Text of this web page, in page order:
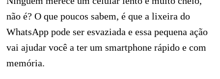
não é? O que poucos sabem, é que a lixeira do
WhatsApp pode ser esvaziada e essa pequena ação
vai ajudar você a ter um smartphone rápido e com
memória.